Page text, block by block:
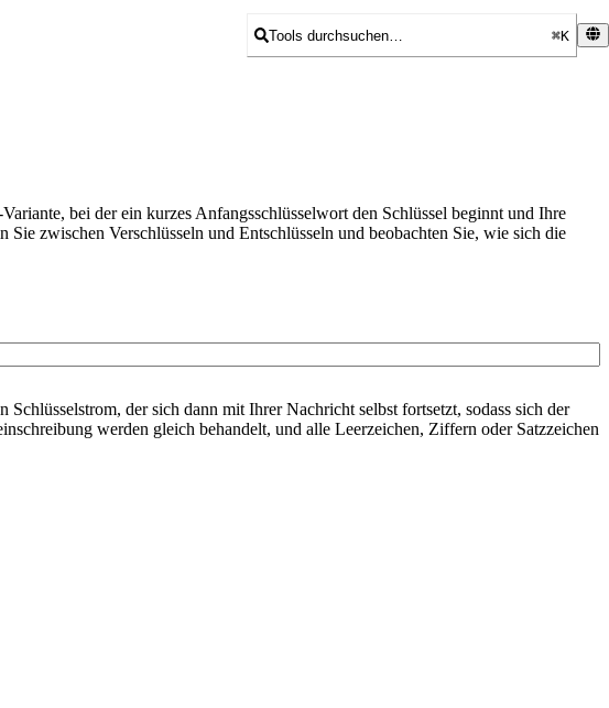
Tools durchsuchen… ⌘K
bei der ein kurzes Anfangsschlüsselwort den Schlüssel beginnt und Ihre
zwischen Verschlüsseln und Entschlüsseln und beobachten Sie, wie sich die
der sich dann mit Ihrer Nachricht selbst fortsetzt, sodass sich der
werden gleich behandelt, und alle Leerzeichen, Ziffern oder Satzzeichen